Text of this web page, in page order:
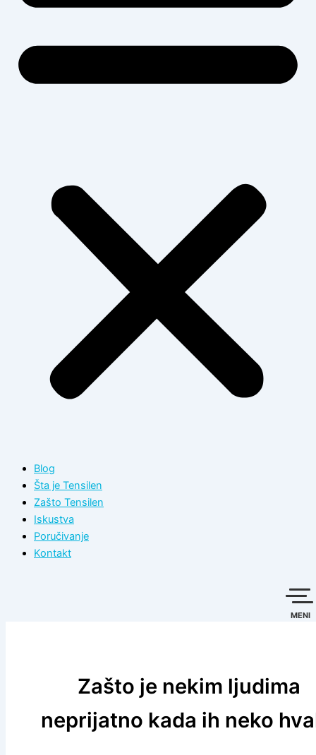
Blog
Šta je Tensilen
Zašto Tensilen
Iskustva
Poručivanje
Kontakt
MENI
Zašto je nekim ljudima
neprijatno kada ih neko